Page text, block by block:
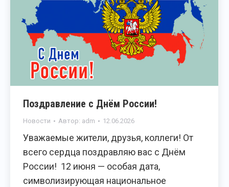
Поздравление с Днём России!
Новости Автор: adm 12.06.2026
Уважаемые жители, друзья, коллеги! От
всего сердца поздравляю вас с Днём
России! 12 июня — особая дата,
символизирующая национальное